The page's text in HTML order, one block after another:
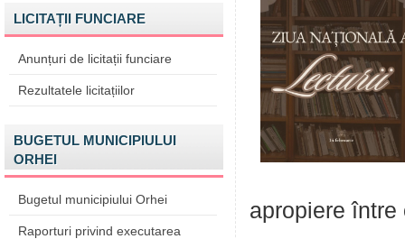
LICITAȚII FUNCIARE
Anunțuri de licitații funciare
Rezultatele licitațiilor
BUGETUL MUNICIPIULUI
ORHEI
Bugetul municipiului Orhei
Raporturi privind executarea
apropiere între